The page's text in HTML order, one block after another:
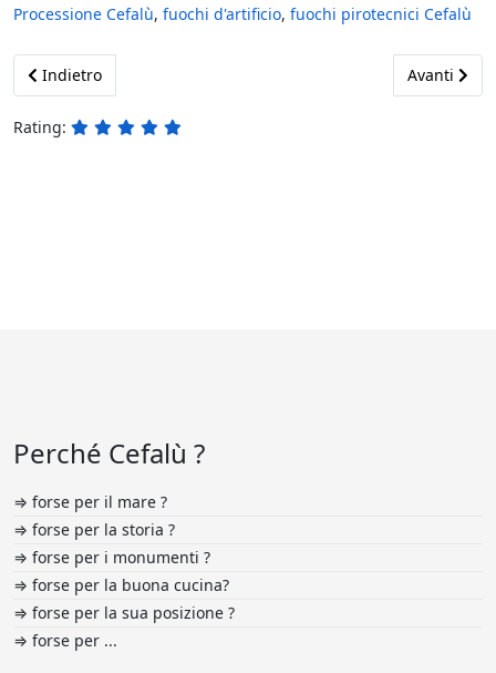
Processione Cefalù, fuochi d'artificio, fuochi pirotecnici Cefalù
Previous article: Ypsigrock Festival Castelbuono 2015
Indietro Next
Avanti
Rating:
Perché Cefalù ?
⇒ forse per il mare ?
⇒ forse per la storia ?
⇒ forse per i monumenti ?
⇒ forse per la buona cucina?
⇒ forse per la sua posizione ?
⇒ forse per ...